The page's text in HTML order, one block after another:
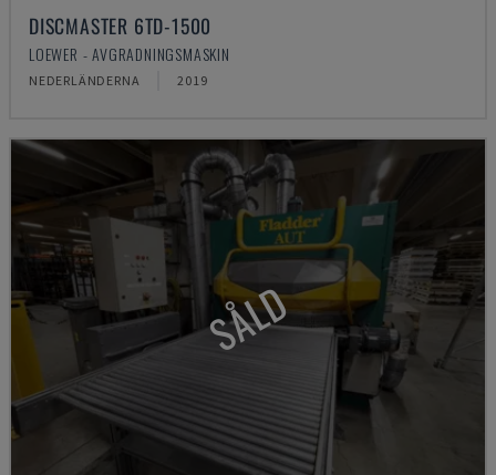
DISCMASTER 6TD-1500
LOEWER - AVGRADNINGSMASKIN
NEDERLÄNDERNA 2019
SÅLD